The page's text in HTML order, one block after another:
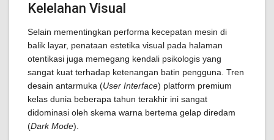
Kelelahan Visual
Selain mementingkan performa kecepatan mesin di
balik layar, penataan estetika visual pada halaman
otentikasi juga memegang kendali psikologis yang
sangat kuat terhadap ketenangan batin pengguna. Tren
desain antarmuka (User Interface) platform premium
kelas dunia beberapa tahun terakhir ini sangat
didominasi oleh skema warna bertema gelap diredam
(Dark Mode).